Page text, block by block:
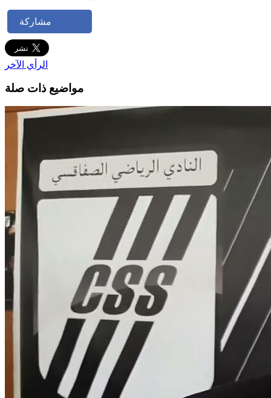
مشاركة
الرأي الآخر
مواضيع ذات صلة